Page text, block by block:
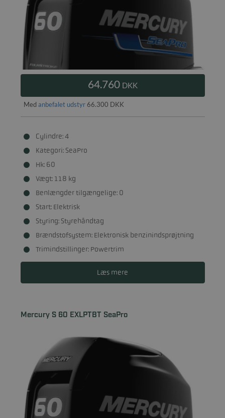
64.760 DKK
Med anbefalet udstyr66.300 DKK
Cylindre: 4
Kategori: SeaPro
Hk: 60
Vægt: 118 kg
Benlængder tilgængelige: 0
Start: Elektrisk
Styring: Styrehåndtag
Brændstofsystem: Elektronisk benzinindsprøjtning
Trimindstillinger: Powertrim
Læs mere
Mercury S 60 EXLPTBT SeaPro